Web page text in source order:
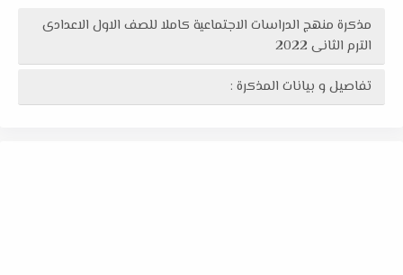
مذكرة منهج الدراسات الاجتماعية كاملا للصف الاول الاعدادى
الترم الثانى 2022
تفاصيل و بيانات المذكرة :